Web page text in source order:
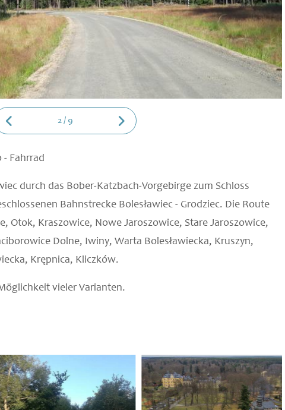
3/ 9
- Fahrrad
durch das Bober-Katzbach-Vorgebirge zum Schloss
Bahnstrecke Bolesławiec - Grodziec. Die Route
Otok, Kraszowice, Nowe Jaroszowice, Stare Jaroszowice,
Dolne, Iwiny, Warta Bolesławiecka, Kruszyn,
Krępnica, Kliczków.
vieler Varianten.